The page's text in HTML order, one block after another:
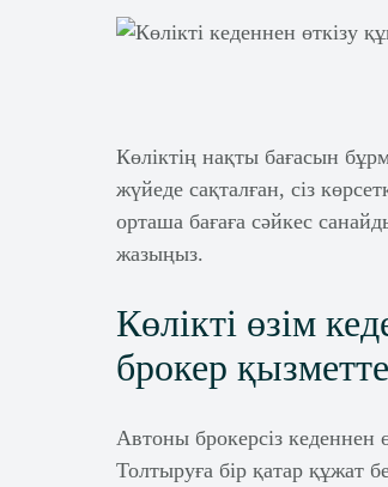
Көліктің нақты бағасын
жүйеде сақталған, сіз
орташа бағаға сәйкес
жазыңыз.
Көлікті өзім
брокер
Автоны брокерсіз кеденнен
Толтыруға бір қатар құжат